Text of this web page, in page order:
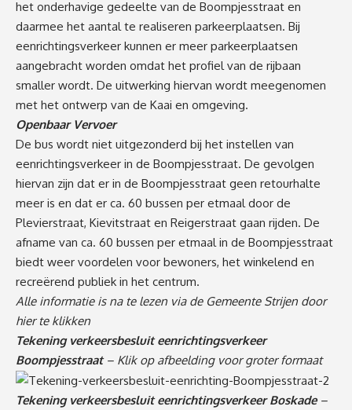
het onderhavige gedeelte van de Boompjesstraat en
daarmee het aantal te realiseren parkeerplaatsen. Bij
eenrichtingsverkeer kunnen er meer parkeerplaatsen
aangebracht worden omdat het profiel van de rijbaan
smaller wordt. De uitwerking hiervan wordt meegenomen
met het ontwerp van de Kaai en omgeving.
Openbaar Vervoer
De bus wordt niet uitgezonderd bij het instellen van
eenrichtingsverkeer in de Boompjesstraat. De gevolgen
hiervan zijn dat er in de Boompjesstraat geen retourhalte
meer is en dat er ca. 60 bussen per etmaal door de
Plevierstraat, Kievitstraat en Reigerstraat gaan rijden. De
afname van ca. 60 bussen per etmaal in de Boompjesstraat
biedt weer voordelen voor bewoners, het winkelend en
recreërend publiek in het centrum.
Alle informatie is na te lezen via de Gemeente Strijen door
hier te klikken
Tekening verkeersbesluit eenrichtingsverkeer
Boompjesstraat– Klik op afbeelding voor groter formaat
Tekening verkeersbesluit eenrichtingsverkeer Boskade–